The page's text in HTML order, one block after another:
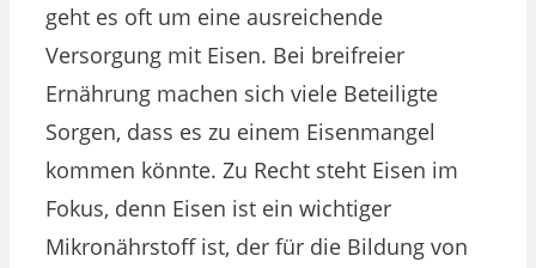
geht es oft um eine ausreichende
Versorgung mit Eisen. Bei breifreier
Ernährung machen sich viele Beteiligte
Sorgen, dass es zu einem Eisenmangel
kommen könnte. Zu Recht steht Eisen im
Fokus, denn Eisen ist ein wichtiger
Mikronährstoff ist, der für die Bildung von